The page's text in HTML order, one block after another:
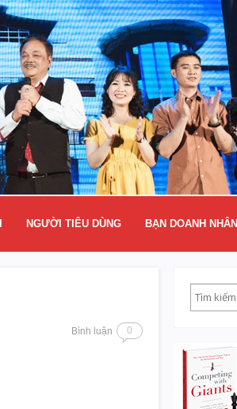
NGƯỜI TIÊU DÙNG BẠN DOANH NHÂN
Bình luận 0